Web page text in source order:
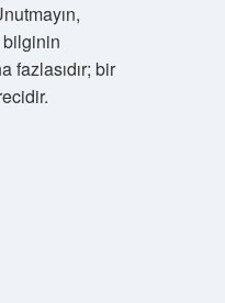
fazlasıdır; bir